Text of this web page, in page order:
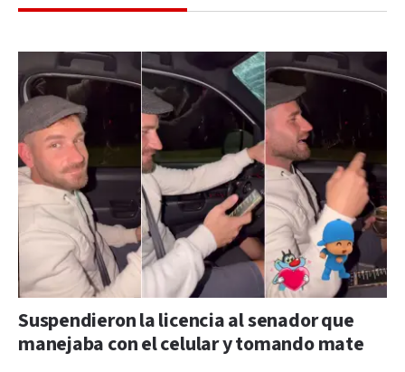
Suspendieron la licencia al senador que
manejaba con el celular y tomando mate